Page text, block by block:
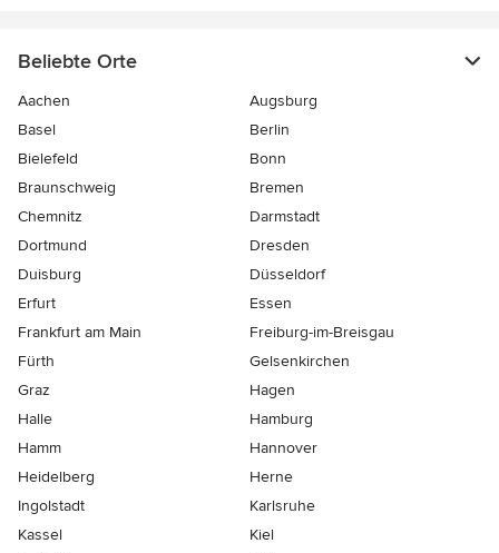
Beliebte Orte
Aachen
Augsburg
Basel
Berlin
Bielefeld
Bonn
Braunschweig
Bremen
Chemnitz
Darmstadt
Dortmund
Dresden
Duisburg
Düsseldorf
Erfurt
Essen
Frankfurt am Main
Freiburg-im-Breisgau
Fürth
Gelsenkirchen
Graz
Hagen
Halle
Hamburg
Hamm
Hannover
Heidelberg
Herne
Ingolstadt
Karlsruhe
Kassel
Kiel